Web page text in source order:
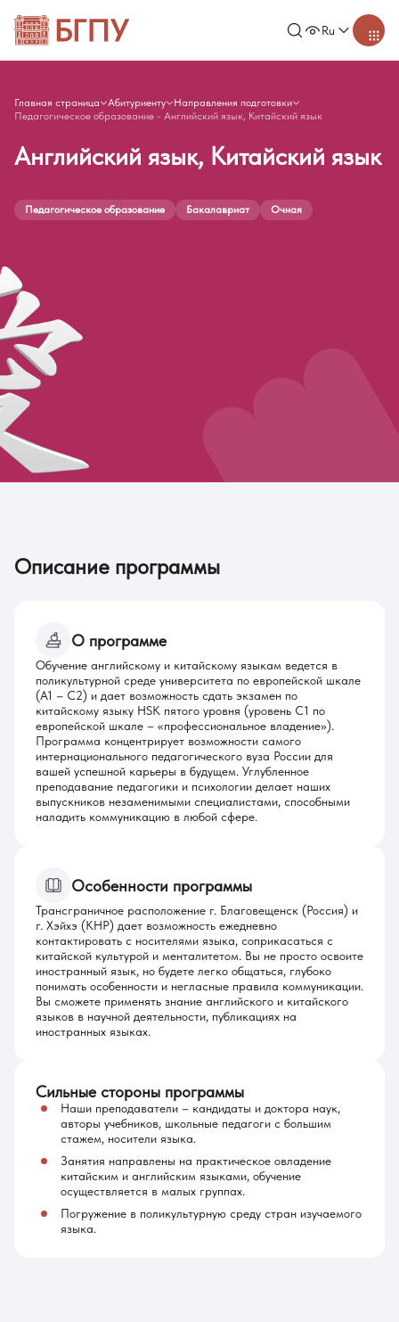
Ru
Главная страница Абитуриенту
Направления подготовки
Педагогическое образование - Английский язык, Китайский язык
Английский язык, Китайский язык
Педагогическое образование Бакалавриат Очная
Описание программы
О программе
Обучение английскому и китайскому языкам ведется в
поликультурной среде университета по европейской шкале
(А1 – С2) и дает возможность сдать экзамен по
китайскому языку HSK пятого уровня (уровень С1 по
европейской шкале – «профессиональное владение»).
Программа концентрирует возможности самого
интернационального педагогического вуза России для
вашей успешной карьеры в будущем. Углубленное
преподавание педагогики и психологии делает наших
выпускников незаменимыми специалистами, способными
наладить коммуникацию в любой сфере.
Особенности программы
Трансграничное расположение г. Благовещенск (Россия) и
г. Хэйхэ (КНР) дает возможность ежедневно
контактировать с носителями языка, соприкасаться с
китайской культурой и менталитетом. Вы не просто освоите
иностранный язык, но будете легко общаться, глубоко
понимать особенности и негласные правила коммуникации.
Вы сможете применять знание английского и китайского
языков в научной деятельности, публикациях на
иностранных языках.
Сильные стороны программы
Наши преподаватели – кандидаты и доктора наук,
авторы учебников, школьные педагоги с большим
стажем, носители языка.
Занятия направлены на практическое овладение
китайским и английским языками, обучение
осуществляется в малых группах.
Погружение в поликультурную среду стран изучаемого
языка.